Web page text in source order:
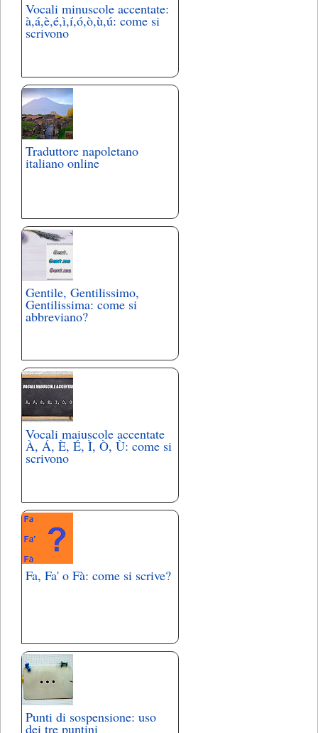
Vocali minuscole accentate:
à,á,è,é,ì,í,ó,ò,ù,ú: come si
scrivono
Traduttore napoletano
italiano online
Gentile, Gentilissimo,
Gentilissima: come si
abbreviano?
Vocali maiuscole accentate
À, Á, È, É, Ì, Ò, Ù: come si
scrivono
Fa, Fa' o Fà: come si scrive?
Punti di sospensione: uso
dei tre puntini